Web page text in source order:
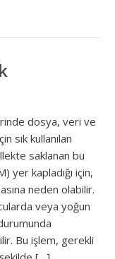
dosya, veri ve
sık kullanılan
saklanan bu
yer kapladığı için,
neden olabilir.
veya yoğun
Bu işlem, gerekli